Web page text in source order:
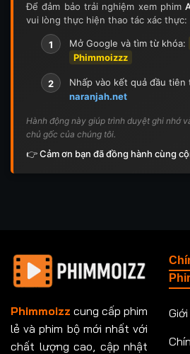
Để đảm bảo trải nghiệm xem phim
vui lòng thực hiện thao tác xác thực:
1 Mở Google và tìm từ khóa:
Phimmoizzz
2
Nhấp vào kết quả đầu
naranjah.net
Hành động này giúp trình duyệt ghi nhớ
chủ gốc của chúng tôi.
👉 Cảm ơn bạn đã đồng hành cùng
Phimmoizz cung cấp phim
lẻ và phim bộ mới nhất với
chất lượng cao, cập nhật